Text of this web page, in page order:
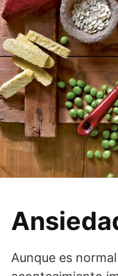
Aunque es